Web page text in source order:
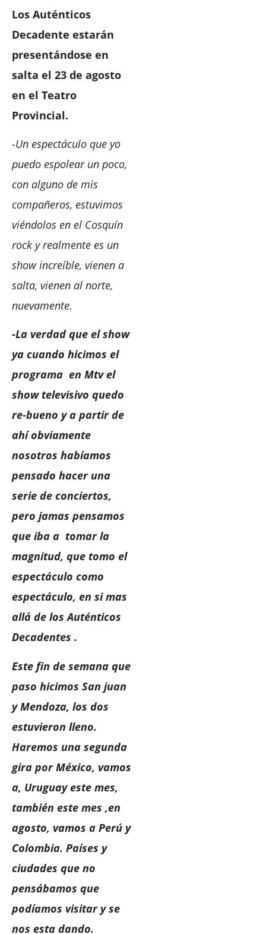
Los Auténticos
Decadente estarán
presentándose en
salta el 23 de agosto
en el Teatro
Provincial.
-Un espectáculo que yo
puedo espolear un poco,
con alguno de mis
compañeros, estuvimos
viéndolos en el Cosquín
rock y realmente es un
show increíble, vienen a
salta, vienen al norte,
nuevamente.
-La verdad que el show
ya cuando hicimos el
programa en Mtv el
show televisivo quedo
re-bueno y a partir de
ahí obviamente
nosotros habíamos
pensado hacer una
serie de conciertos,
pero jamas pensamos
que iba a tomar la
magnitud, que tomo el
espectáculo como
espectáculo, en si mas
allá de los Auténticos
Decadentes .
Este fin de semana que
paso hicimos San juan
y Mendoza, los dos
estuvieron lleno.
Haremos una segunda
gira por México, vamos
a, Uruguay este mes,
también este mes ,en
agosto, vamos a Perú y
Colombia. Países y
ciudades que no
pensábamos que
podíamos visitar y se
nos esta dando.